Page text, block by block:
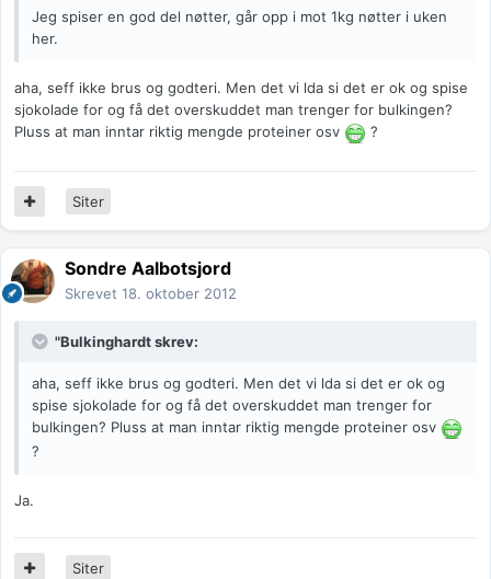
Jeg spiser en god del nøtter, går opp i mot 1kg nøtter i uken
her.
aha, seff ikke brus og godteri. Men det vi lda si det er ok og spise
sjokolade for og få det overskuddet man trenger for bulkingen?
Pluss at man inntar riktig mengde proteiner osv
?
Siter
Sondre Aalbotsjord
Skrevet 18. oktober 2012
"Bulkinghardt skrev:
aha, seff ikke brus og godteri. Men det vi lda si det er ok og
spise sjokolade for og få det overskuddet man trenger for
bulkingen? Pluss at man inntar riktig mengde proteiner osv
?
Ja.
Siter